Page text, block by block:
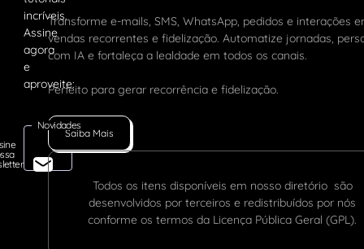
Novidades
Transforme e-mails, SMS, WhatsApp, pedidos e interações
vendas recorrentes e fidelização. Automatize jornadas,
com IA e fortaleça a lealdade em todos os canais.
Perfeito para gerar recorrência e fidelização.
Saiba Mais
Todos os itens disponíveis em nosso diretório são
desenvolvidos por terceiros e redistribuídos por nós
conforme os termos da Licença Pública Geral (GPL).